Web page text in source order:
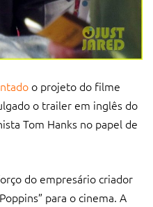
o projeto do filme
o trailer em inglês do
Tom Hanks no papel de
do empresário criador
para o cinema. A